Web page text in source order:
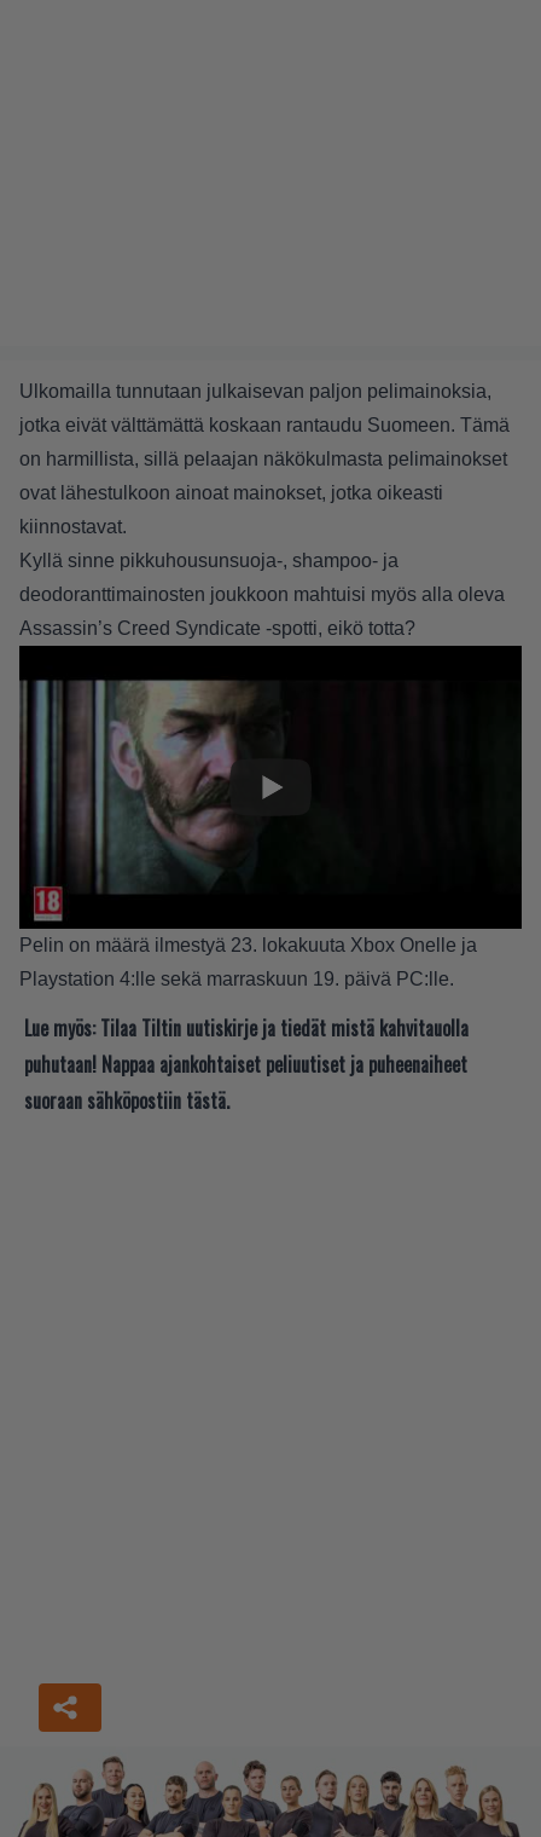
Ulkomailla tunnutaan julkaisevan paljon pelimainoksia,
jotka eivät välttämättä koskaan rantaudu Suomeen. Tämä
on harmillista, sillä pelaajan näkökulmasta pelimainokset
ovat lähestulkoon ainoat mainokset, jotka oikeasti
kiinnostavat.
Kyllä sinne pikkuhousunsuoja-, shampoo- ja
deodoranttimainosten joukkoon mahtuisi myös alla oleva
Assassin’s Creed Syndicate -spotti, eikö totta?
Pelin on määrä ilmestyä 23. lokakuuta Xbox Onelle ja
Playstation 4:lle sekä marraskuun 19. päivä PC:lle.
Lue myös: Tilaa Tiltin uutiskirje ja tiedät mistä kahvitauolla
puhutaan! Nappaa ajankohtaiset peliuutiset ja puheenaiheet
suoraan sähköpostiin tästä.